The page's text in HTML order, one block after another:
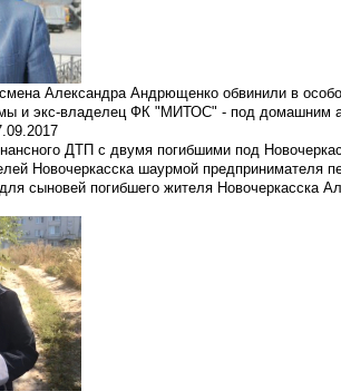
Александра Андрющенко обвинили в
и экс-владелец ФК "МИТОС" - под домашним
ДТП с двумя погибшими под
Новочеркасска шаурмой предпринимателя
сыновей погибшего жителя Новочеркасска